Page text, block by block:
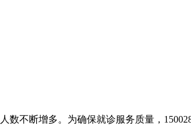
数不断增多。为确保就诊服务质量，